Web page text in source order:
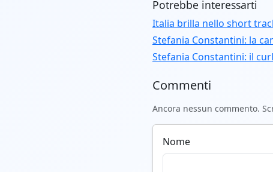
Potrebbe interessarti
Italia brilla nello short
Stefania Constantini: la
Stefania Constantini: il
Commenti
Ancora nessun commento.
Nome